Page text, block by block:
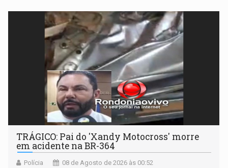
TRÁGICO: Pai do 'Xandy Motocross' morre
em acidente na BR-364
Polícia 08 de Agosto de 2026 às 00:52